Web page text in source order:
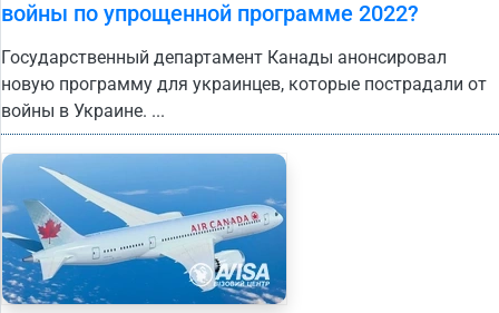
войны по упрощенной программе 2022?
Государственный департамент Канады анонсировал
новую программу для украинцев, которые пострадали от
войны в Украине. ...